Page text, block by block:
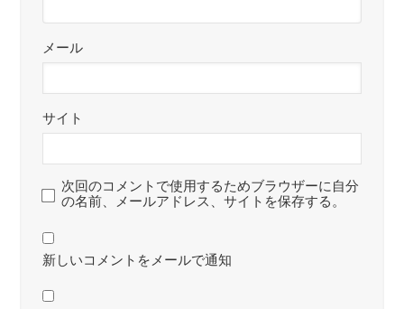
メール
サイト
次回のコメントで使用するためブラウザーに自分
の名前、メールアドレス、サイトを保存する。
新しいコメントをメールで通知